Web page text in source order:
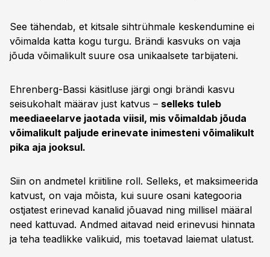
See tähendab, et kitsale sihtrühmale keskendumine ei
võimalda katta kogu turgu. Brändi kasvuks on vaja
jõuda võimalikult suure osa unikaalsete tarbijateni.
Ehrenberg-Bassi käsitluse järgi ongi brändi kasvu
seisukohalt määrav just katvus – selleks tuleb
meediaeelarve jaotada viisil, mis võimaldab jõuda
võimalikult paljude erinevate inimesteni võimalikult
pika aja jooksul.
Siin on andmetel kriitiline roll. Selleks, et maksimeerida
katvust, on vaja mõista, kui suure osani kategooria
ostjatest erinevad kanalid jõuavad ning millisel määral
need kattuvad. Andmed aitavad neid erinevusi hinnata
ja teha teadlikke valikuid, mis toetavad laiemat ulatust.